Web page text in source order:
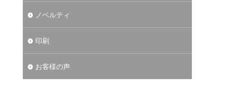
ノベルティ
印刷
お客様の声